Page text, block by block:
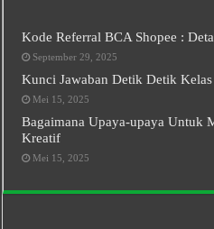
Kode Referral BCA Shopee :
September 29, 2025
Kunci Jawaban Detik Detik
Mei 15, 2025
Bagaimana Upaya-upaya Untuk
Kreatif
Mei 15, 2025